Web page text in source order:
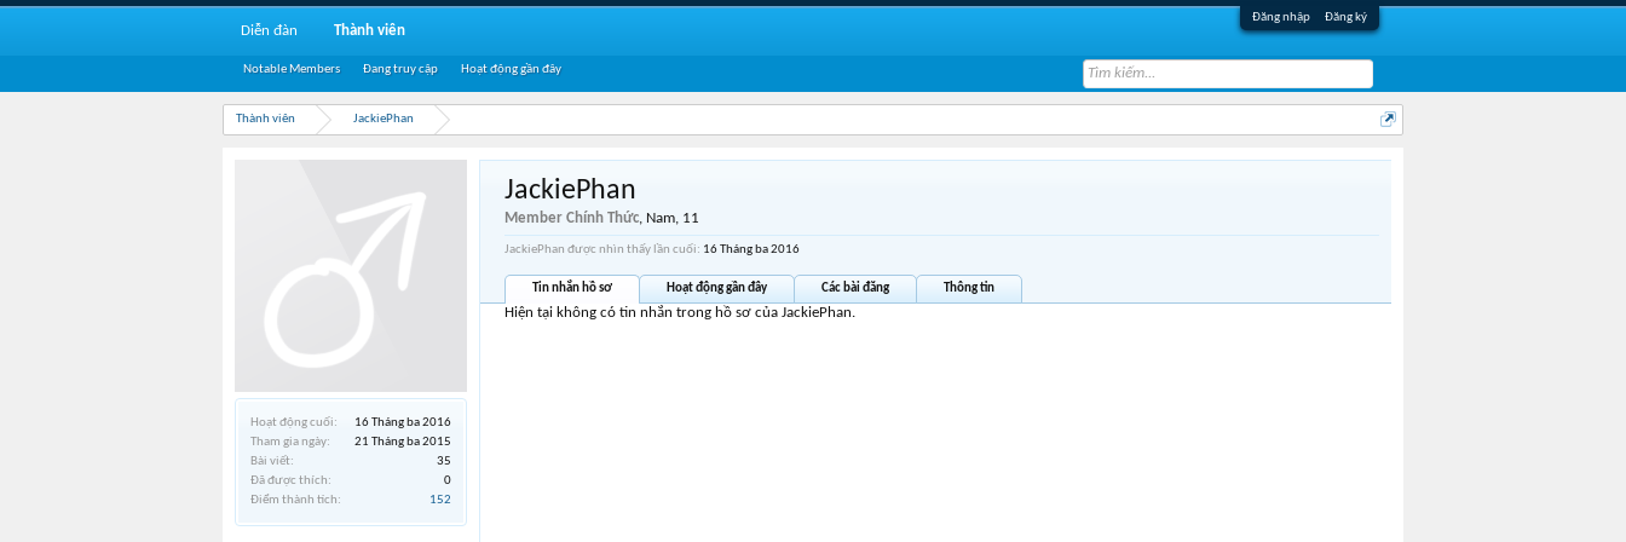
Đăng nhập Đăng ký
Thành viên JackiePhan
Hoạt động cuối:
16 Tháng ba 2016
Tham gia ngày:
21 Tháng ba 2015
Bài viết:
35
Đã được thích:
0
Điểm thành tích:
152
JackiePhan
Member Chính Thức, Nam, 11
JackiePhan được nhìn thấy lần cuối: 16 Tháng ba 2016
Tin nhắn hồ sơ Hoạt động gần đây Các bài đăng Thông tin
Hiện tại không có tin nhắn trong hồ sơ của JackiePhan.
Diễn đàn Thành viên
Notable Members Đang truy cập Hoạt động gần đây